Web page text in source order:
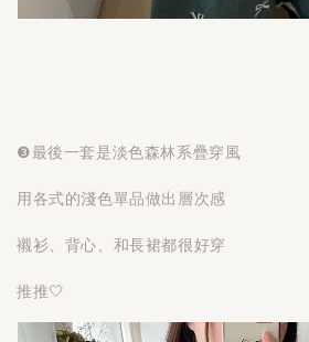
❸最後一套是淡色森林系疊穿風
用各式的淺色單品做出層次感
襯衫、背心、和長裙都很好穿
推推🤍